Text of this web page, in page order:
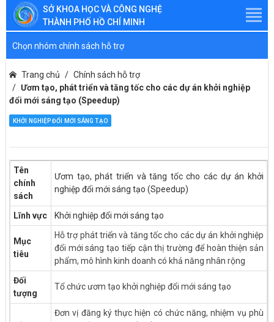
SỞ KHOA HỌC VÀ CÔNG NGHỆ
THÀNH PHỐ HỒ CHÍ MINH
Chọn nhóm chính sách hỗ trợ
Trang chủ
Chính sách hỗ trợ
Ươm tạo, phát triển và tăng tốc cho các dự án khởi nghiệp
đổi mới sáng tạo (Speedup)
KHỞI NGHIỆP ĐỔI MỚI SÁNG TẠO
Tên
chính
sách
Ươm tạo, phát triển và tăng tốc cho các dự án khởi
nghiệp đổi mới sáng tạo (Speedup)
Lĩnh vực Khởi nghiệp đổi mới sáng tạo
Mục
tiêu
Hỗ trợ phát triển và tăng tốc cho các dự án khởi nghiệp
đổi mới sáng tạo tiếp cận thị trường để hoàn thiện sản
phẩm, mô hình kinh doanh có khả năng nhân rộng
Đối
tượng
Tổ chức ươm tạo khởi nghiệp đổi mới sáng tạo
Đơn vị đăng ký thực hiện có chức năng, nhiệm vụ phù